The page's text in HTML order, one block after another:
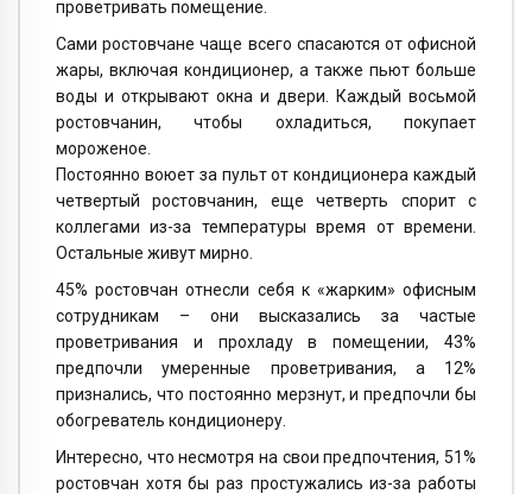
проветривать помещение.
Сами ростовчане чаще всего спасаются от офисной
жары, включая кондиционер, а также пьют больше
воды и открывают окна и двери. Каждый восьмой
ростовчанин, чтобы охладиться, покупает
мороженое.
Постоянно воюет за пульт от кондиционера каждый
четвертый ростовчанин, еще четверть спорит с
коллегами из-за температуры время от времени.
Остальные живут мирно.
45% ростовчан отнесли себя к «жарким» офисным
сотрудникам – они высказались за частые
проветривания и прохладу в помещении, 43%
предпочли умеренные проветривания, а 12%
признались, что постоянно мерзнут, и предпочли бы
обогреватель кондиционеру.
Интересно, что несмотря на свои предпочтения, 51%
ростовчан хотя бы раз простужались из-за работы